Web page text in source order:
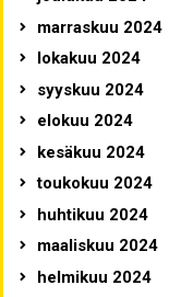
marraskuu 2024
lokakuu 2024
syyskuu 2024
elokuu 2024
kesäkuu 2024
toukokuu 2024
huhtikuu 2024
maaliskuu 2024
helmikuu 2024